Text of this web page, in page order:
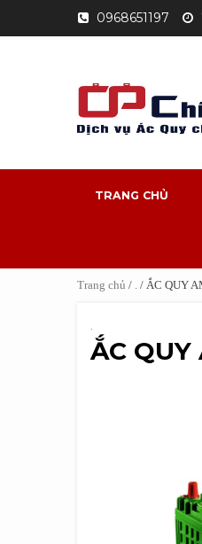
0968651197
TRANG CHỦ
Trang chủ / / ẮC QUY
ẮC QUY